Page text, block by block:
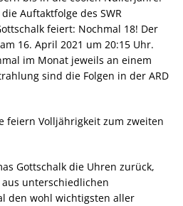
Auftaktfolge des SWR
feiert: Nochmal 18! Der
16. April 2021 um 20:15 Uhr.
im Monat jeweils an einem
sind die Folgen in der ARD
feiern Volljährigkeit zum zweiten
Gottschalk die Uhren zurück,
unterschiedlichen
den wohl wichtigsten aller